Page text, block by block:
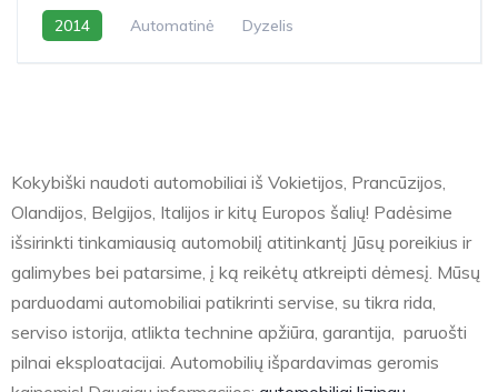
2014 Automatinė Dyzelis
Kokybiški naudoti automobiliai iš Vokietijos, Prancūzijos,
Olandijos, Belgijos, Italijos ir kitų Europos šalių! Padėsime
išsirinkti tinkamiausią automobilį atitinkantį Jūsų poreikius ir
galimybes bei patarsime, į ką reikėtų atkreipti dėmesį. Mūsų
parduodami automobiliai patikrinti servise, su tikra rida,
serviso istorija, atlikta technine apžiūra, garantija, paruošti
pilnai eksploatacijai. Automobilių išpardavimas geromis